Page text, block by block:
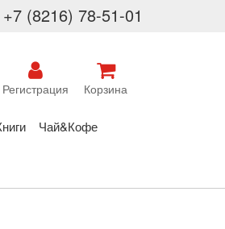
+7 (8216) 78-51-01
Регистрация Корзина
Чай&Кофе